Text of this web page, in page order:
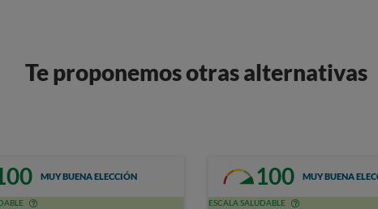
Te proponemos otras alternativas
MUY BUENA ELECCIÓN 100 MUY BUENA
ESCALA SALUDABLE